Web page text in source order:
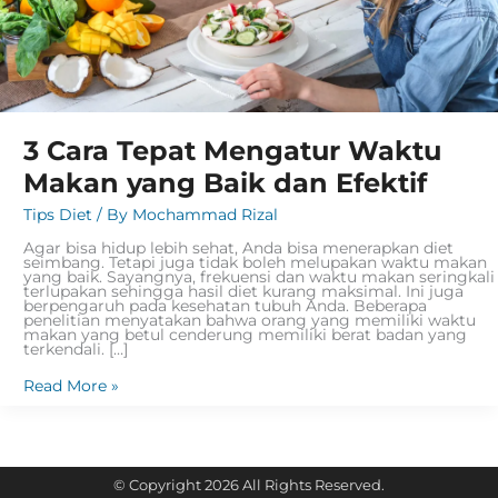
3 Cara Tepat Mengatur Waktu
Makan yang Baik dan Efektif
Tips Diet / By Mochammad Rizal
Agar bisa hidup lebih sehat, Anda bisa menerapkan diet
seimbang. Tetapi juga tidak boleh melupakan waktu makan
yang baik. Sayangnya, frekuensi dan waktu makan seringkali
terlupakan sehingga hasil diet kurang maksimal. Ini juga
berpengaruh pada kesehatan tubuh Anda. Beberapa
penelitian menyatakan bahwa orang yang memiliki waktu
makan yang betul cenderung memiliki berat badan yang
terkendali. […]
Read More »
© Copyright 2026 All Rights Reserved.